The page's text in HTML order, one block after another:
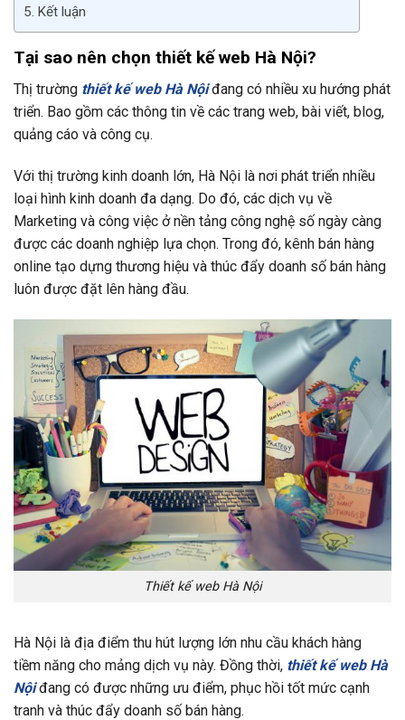
Kết luận
Tại sao nên chọn thiết kế web Hà Nội?
Thị trường thiết kế web Hà Nộiđang có nhiều xu hướng phát
triển. Bao gồm các thông tin về các trang web, bài viết, blog,
quảng cáo và công cụ.
Với thị trường kinh doanh lớn, Hà Nội là nơi phát triển nhiều
loại hình kinh doanh đa dạng. Do đó, các dịch vụ về
Marketing và công việc ở nền tảng công nghệ số ngày càng
được các doanh nghiệp lựa chọn. Trong đó, kênh bán hàng
online tạo dựng thương hiệu và thúc đẩy doanh số bán hàng
luôn được đặt lên hàng đầu.
Thiết kế web Hà Nội
Hà Nội là địa điểm thu hút lượng lớn nhu cầu khách hàng
tiềm năng cho mảng dịch vụ này. Đồng thời, thiết kế web Hà
Nộiđang có được những ưu điểm, phục hồi tốt mức cạnh
tranh và thúc đẩy doanh số bán hàng.